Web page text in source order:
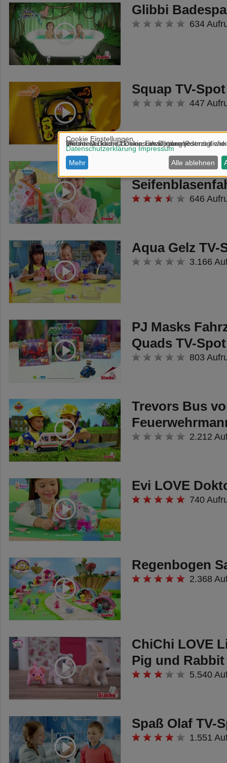
Glibbi
634
Squap TV-Spot
447
Bubble Fun
646
Aqua Gelz TV-
3.166
PJ Masks
Quads TV-Spot
803
Trevors Bus
2.212
Evi LOVE
740
Regenbogen
2.368
ChiChi LOVE
Pig und Rabbit
5.540
Spaß Olaf TV-
1.551